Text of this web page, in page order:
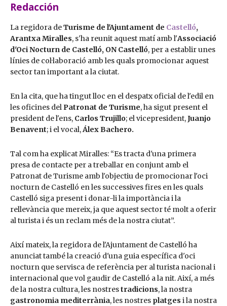
Redacción
La regidora deTurisme de l'Ajuntament de Castelló,
Arantxa Miralles, s'ha reunit aquest matí amb l'Associació
d'Oci Nocturn de Castelló, ON Castelló, per a establir unes
línies de col·laboració amb les quals promocionar aquest
sector tan important a la ciutat.
En la cita, que ha tingut lloc en el despatx oficial de l'edil en
les oficines del Patronat de Turisme, ha sigut present el
president de l'ens, Carlos Trujillo; el vicepresident,Juanjo
Benavent; i el vocal,Álex Bachero.
Tal com ha explicat Miralles: “Es tracta d'una primera
presa de contacte per a treballar en conjunt amb el
Patronat de Turisme amb l'objectiu de promocionar l'oci
nocturn de Castelló en les successives fires en les quals
Castelló siga present i donar-li la importància i la
rellevància que mereix, ja que aquest sector té molt a oferir
al turista i és un reclam més de la nostra ciutat”.
Així mateix, la regidora de l'Ajuntament de Castelló ha
anunciat també la creació d'una guia específica d'oci
nocturn que servisca de referència per al turista nacional i
internacional que vol gaudir de Castelló a la nit. Així, a més
de la nostra cultura, les nostrestradicions, la nostra
gastronomia mediterrània, les nostres platges i la nostra